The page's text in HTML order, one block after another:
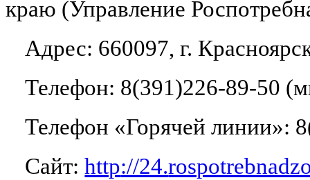
краю (Управление
Адрес: 660097, г.
Телефон: 8(391)226-89-50
Телефон «Горячей линии»:
Сайт:http://24.